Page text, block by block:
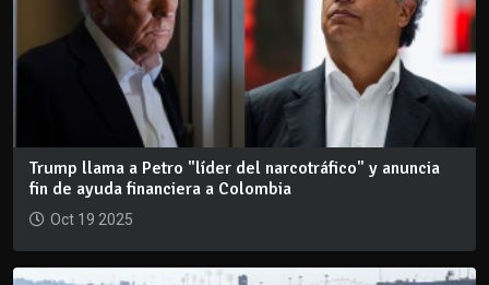
Trump llama a Petro "líder del narcotráfico" y anuncia
fin de ayuda financiera a Colombia
Oct 19 2025